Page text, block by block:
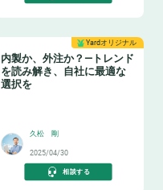
Yardオリジナル
内製か、外注か？—トレンド
を読み解き、自社に最適な
選択を
久松 剛
2025/04/30
相談する